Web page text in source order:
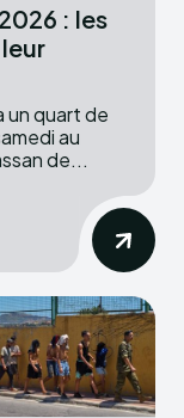
: les
un quart de
au
de...